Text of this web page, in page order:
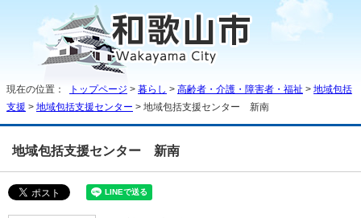
現在の位置： トップページ > 暮らし > 高齢者・介護・障害者・福祉 > 地域包括
支援 > 地域包括支援センター > 地域包括支援センター 新南
地域包括支援センター 新南